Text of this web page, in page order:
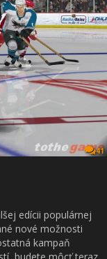
41
edícii populárnej
nové možnosti
kampaň